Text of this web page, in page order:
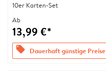
10er Karten-Set
Ab
13,99 €*
offers Dauerhaft günstige Preise